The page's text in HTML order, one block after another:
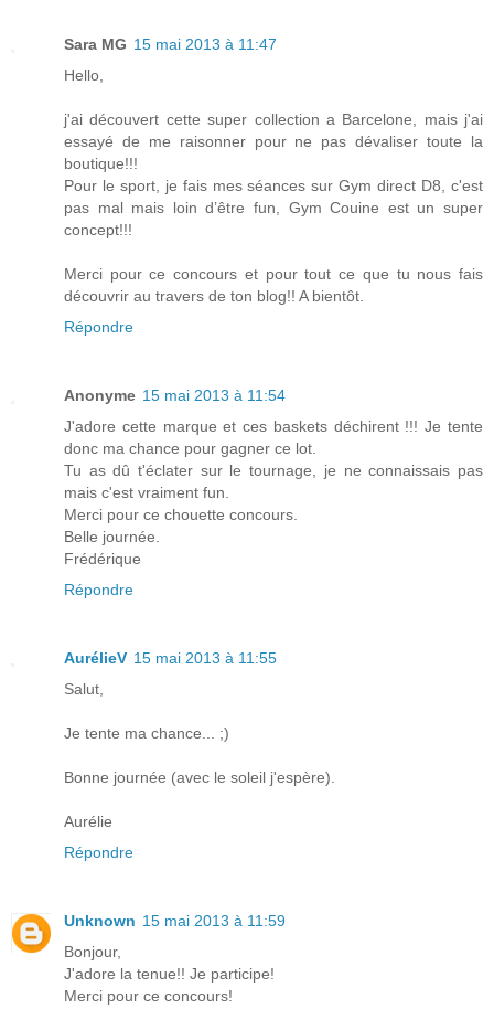
Sara MG 15 mai 2013 à 11:47
Hello,
j'ai découvert cette super collection a Barcelone, mais j'ai
essayé de me raisonner pour ne pas dévaliser toute la
boutique!!!
Pour le sport, je fais mes séances sur Gym direct D8, c'est
pas mal mais loin d’être fun, Gym Couine est un super
concept!!!
Merci pour ce concours et pour tout ce que tu nous fais
découvrir au travers de ton blog!! A bientôt.
Répondre
Anonyme 15 mai 2013 à 11:54
J'adore cette marque et ces baskets déchirent !!! Je tente
donc ma chance pour gagner ce lot.
Tu as dû t'éclater sur le tournage, je ne connaissais pas
mais c'est vraiment fun.
Merci pour ce chouette concours.
Belle journée.
Frédérique
Répondre
AurélieV 15 mai 2013 à 11:55
Salut,
Je tente ma chance... ;)
Bonne journée (avec le soleil j'espère).
Aurélie
Répondre
Unknown 15 mai 2013 à 11:59
Bonjour,
J'adore la tenue!! Je participe!
Merci pour ce concours!